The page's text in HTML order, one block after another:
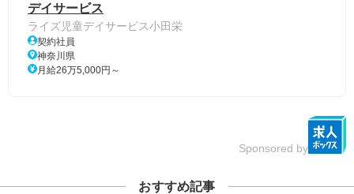
デイサービス
ライズ児童デイサービス小田栄
契約社員
神奈川県
月給26万5,000円～
Sponsored by
おすすめ記事